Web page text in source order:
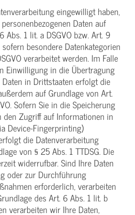
eingewilligt haben,
Daten auf
Abs. 1 lit. a DSGVO bzw. Art. 9
besondere Datenkategorien
verarbeitet werden. Im Falle
Einwilligung in die Übertragung
in Drittstaaten erfolgt die
auf Grundlage von Art.
Sofern Sie in die Speicherung
Zugriff auf Informationen in
Device-Fingerprinting)
die Datenverarbeitung
von § 25 Abs. 1 TTDSG. Die
widerrufbar. Sind Ihre Daten
oder zur Durchführung
erforderlich, verarbeiten
des Art. 6 Abs. 1 lit. b
verarbeiten wir Ihre Daten,